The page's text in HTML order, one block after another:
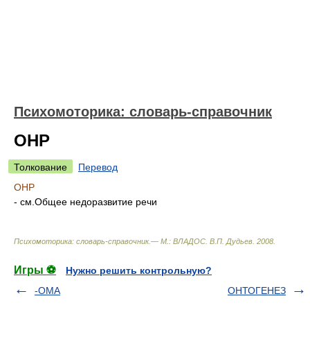
Психомоторика: cловарь-справочник
ОНР
Толкование
Перевод
ОНР
- см.Общее недоразвитие речи
Психомоторика: cловарь-справочник.— М.: ВЛАДОС В.П. Дудьев 2008
Игры ⚽
Нужно решить контрольную?
-ОМА
ОНТОГЕНЕЗ